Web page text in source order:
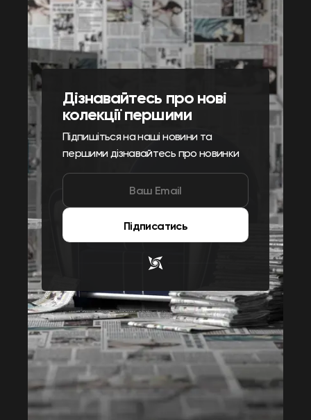
Дізнавайтесь про нові
колекції першими
Підпишіться на наші новини та
першими дізнавайтесь про новинки
Підписатись